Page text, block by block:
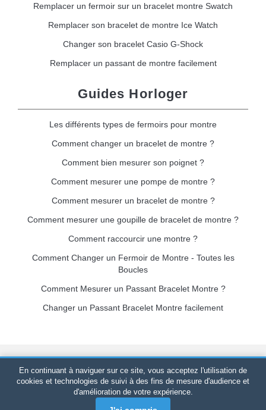
Remplacer un fermoir sur un bracelet montre Swatch
Remplacer son bracelet de montre Ice Watch
Changer son bracelet Casio G-Shock
Remplacer un passant de montre facilement
Guides Horloger
Les différents types de fermoirs pour montre
Comment changer un bracelet de montre ?
Comment bien mesurer son poignet ?
Comment mesurer une pompe de montre ?
Comment mesurer un bracelet de montre ?
Comment mesurer une goupille de bracelet de montre ?
Comment raccourcir une montre ?
Comment Changer un Fermoir de Montre - Toutes les
Boucles
Comment Mesurer un Passant Bracelet Montre ?
Changer un Passant Bracelet Montre facilement
Bracelet-de-montre.com© 2026Tous droits réservés-SIRET
520 247 727 000 57 -Plateforme Juridique : BP 20075 - 31121
PORTET PDC - France Métropolitaine-Vente en ligne
uniquement
En continuant à naviguer sur ce site, vous acceptez l'utilisation de
cookies et technologies de suivi à des fins de mesure d'audience et
d'amélioration de votre expérience.